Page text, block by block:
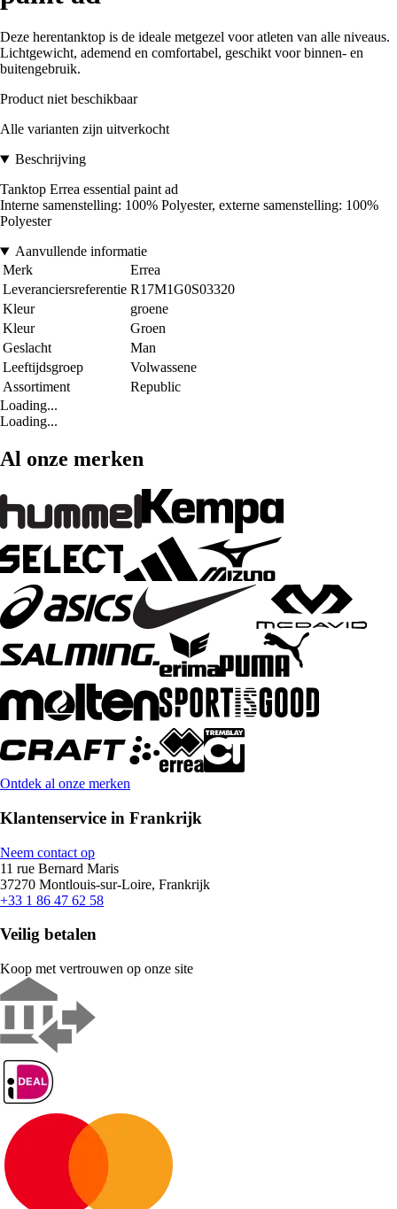
Deze herentanktop is de ideale metgezel voor atleten van alle niveaus.
Lichtgewicht, ademend en comfortabel, geschikt voor binnen- en
buitengebruik.
Product niet beschikbaar
Alle varianten zijn uitverkocht
Beschrijving
Tanktop Errea essential paint ad
Interne samenstelling: 100% Polyester, externe samenstelling: 100%
Polyester
Aanvullende informatie
Merk
Errea
Leveranciersreferentie R17M1G0S03320
Kleur
groene
Kleur
Groen
Geslacht
Man
Leeftijdsgroep
Volwassene
Assortiment
Republic
Loading...
Loading...
Al onze merken
Ontdek al onze merken
Klantenservice in Frankrijk
Neem contact op
11 rue Bernard Maris
37270 Montlouis-sur-Loire, Frankrijk
+33 1 86 47 62 58
Veilig betalen
Koop met vertrouwen op onze site